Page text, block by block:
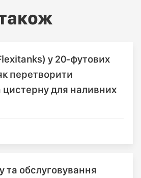
у 20-футових
перетворити
цистерну для наливних
та обслуговування